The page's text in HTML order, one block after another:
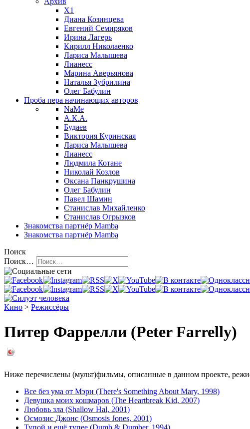
X1
Диана Козинцева
Евгений Семиряков
Ирина Лагерь
Кирилл Николаенко
Лариса Малышева
Лианесс
Марина Аверьянова
Наталья Зубрилина
Олег Бабулин
Проба пера начинающих авторов
NaMe
А.К.А.
Будаев
Виктория Куринская
Лариса Малышева
Лианесс
Людмила Котане
Николай Козлов
Оксана Панкрушина
Олег Бабулин
Павел Шамин
Станислав Михайленко
Станислав Огрызков
Знакомства партнёр Mamba
Знакомства партнёр Mamba
Поиск
Поиск…
Кино > Режиссёры
Питер Фаррелли (Peter Farrelly)
Ниже перечислены (мульт)фильмы, описанные в данном проекте,
Все без ума от Мэри (There's Something About Mary, 1998)
Девушка моих кошмаров (The Heartbreak Kid, 2007)
Любовь зла (Shallow Hal, 2001)
Осмозис Джонс (Osmosis Jones, 2001)